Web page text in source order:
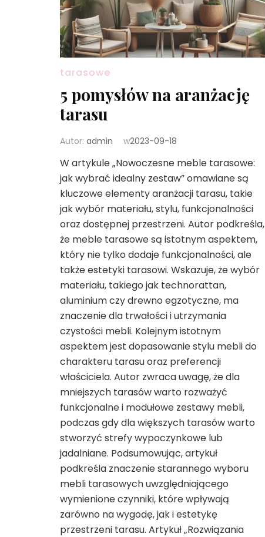
tarasowe
5 pomysłów na aranżację
tarasu
Autor: admin w2023-09-18
W artykule „Nowoczesne meble tarasowe:
jak wybrać idealny zestaw” omawiane są
kluczowe elementy aranżacji tarasu, takie
jak wybór materiału, stylu, funkcjonalności
oraz dostępnej przestrzeni. Autor podkreśla,
że meble tarasowe są istotnym aspektem,
który nie tylko dodaje funkcjonalności, ale
także estetyki tarasowi. Wskazuje, że wybór
materiału, takiego jak technorattan,
aluminium czy drewno egzotyczne, ma
znaczenie dla trwałości i utrzymania
czystości mebli. Kolejnym istotnym
aspektem jest dopasowanie stylu mebli do
charakteru tarasu oraz preferencji
właściciela. Autor zwraca uwagę, że dla
mniejszych tarasów warto rozważyć
funkcjonalne i modułowe zestawy mebli,
podczas gdy dla większych tarasów warto
stworzyć strefy wypoczynkowe lub
jadalniane. Podsumowując, artykuł
podkreśla znaczenie starannego wyboru
mebli tarasowych uwzględniającego
wymienione czynniki, które wpływają
zarówno na wygodę, jak i estetykę
przestrzeni tarasu. Artykuł „Rozwiązania